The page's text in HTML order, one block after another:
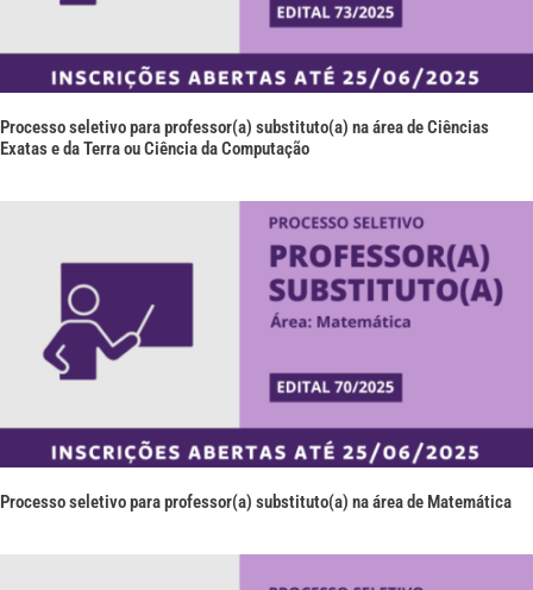
Processo seletivo para professor(a) substituto(a) na área de Ciências
Exatas e da Terra ou Ciência da Computação
Processo seletivo para professor(a) substituto(a) na área de Matemática